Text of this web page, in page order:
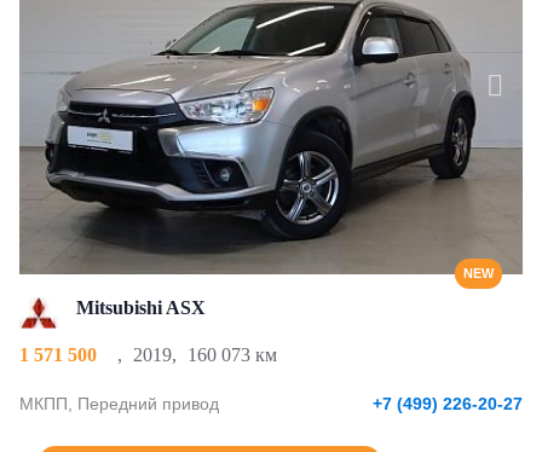
NEW
Mitsubishi ASX
1 571 500 , 2019, 160 073 км
МКПП, Передний привод +7 (499) 226-20-27